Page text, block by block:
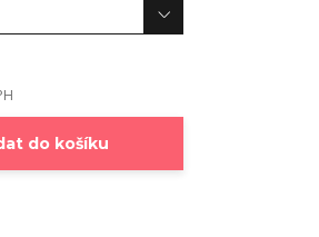
do košíku